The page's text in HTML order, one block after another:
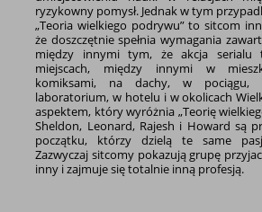
ryzykowny pomysł. Jednak w tym
„Teoria wielkiego podrywu” to sitcom
że doszczętnie spełnia wymagania
między innymi tym, że akcja serialu
miejscach, między innymi w
komiksami, na dachy, w pociągu,
laboratorium, w hotelu i w okolicach
aspektem, który wyróżnia „Teorię
Sheldon, Leonard, Rajesh i Howard są
początku, którzy dzielą te same
Zazwyczaj sitcomy pokazują grupę
inny i zajmuje się totalnie inną profesją.